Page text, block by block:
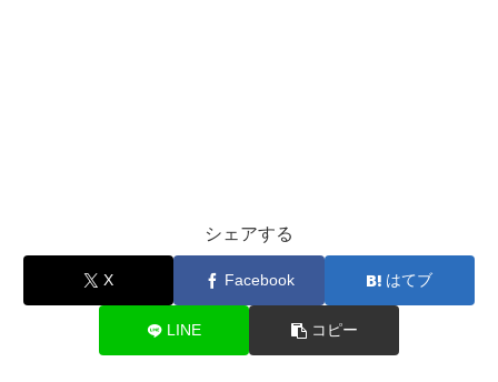
シェアする
X Facebook はてブ
LINE コピー